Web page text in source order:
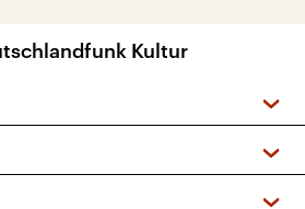
Kultur
Podcasts